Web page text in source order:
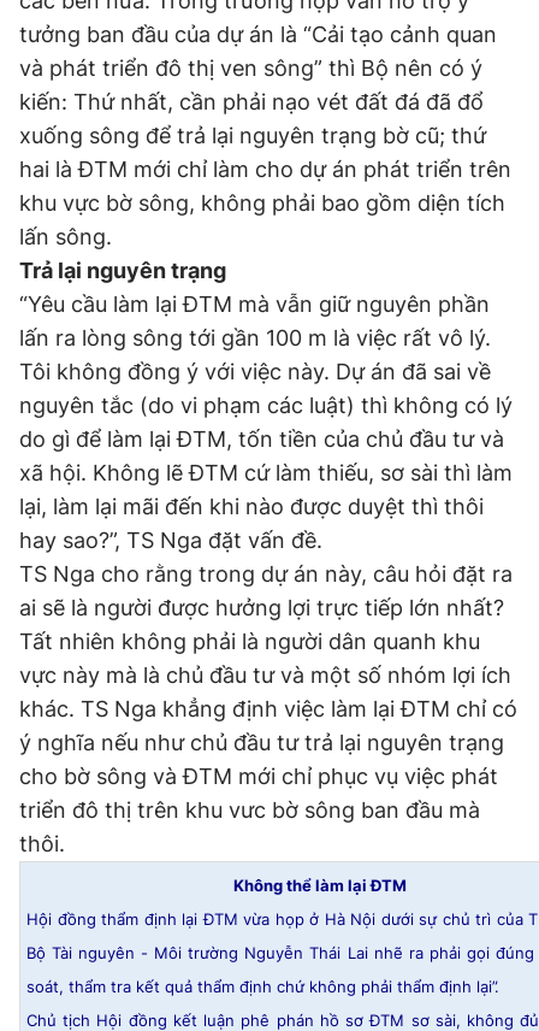
tưởng ban đầu của dự án là “Cải tạo cảnh quan
và phát triển đô thị ven sông” thì Bộ nên có ý
kiến: Thứ nhất, cần phải nạo vét đất đá đã đổ
xuống sông để trả lại nguyên trạng bờ cũ; thứ
hai là ĐTM mới chỉ làm cho dự án phát triển trên
khu vực bờ sông, không phải bao gồm diện tích
lấn sông.
Trả lại nguyên trạng
“Yêu cầu làm lại ĐTM mà vẫn giữ nguyên phần
lấn ra lòng sông tới gần 100 m là việc rất vô lý.
Tôi không đồng ý với việc này. Dự án đã sai về
nguyên tắc (do vi phạm các luật) thì không có lý
do gì để làm lại ĐTM, tốn tiền của chủ đầu tư và
xã hội. Không lẽ ĐTM cứ làm thiếu, sơ sài thì làm
lại, làm lại mãi đến khi nào được duyệt thì thôi
hay sao?”, TS Nga đặt vấn đề.
TS Nga cho rằng trong dự án này, câu hỏi đặt ra
ai sẽ là người được hưởng lợi trực tiếp lớn nhất?
Tất nhiên không phải là người dân quanh khu
vực này mà là chủ đầu tư và một số nhóm lợi ích
khác. TS Nga khẳng định việc làm lại ĐTM chỉ có
ý nghĩa nếu như chủ đầu tư trả lại nguyên trạng
cho bờ sông và ĐTM mới chỉ phục vụ việc phát
triển đô thị trên khu vưc bờ sông ban đầu mà
thôi.
Không thể làm lại ĐTM
Hội đồng thẩm định lại ĐTM vừa họp ở Hà Nội dưới sự chủ trì của
Bộ Tài nguyên - Môi trường Nguyễn Thái Lai nhẽ ra phải gọi đúng
soát, thẩm tra kết quả thẩm định chứ không phải thẩm định lại”.
Chủ tịch Hội đồng kết luận phê phán hồ sơ ĐTM sơ sài, không